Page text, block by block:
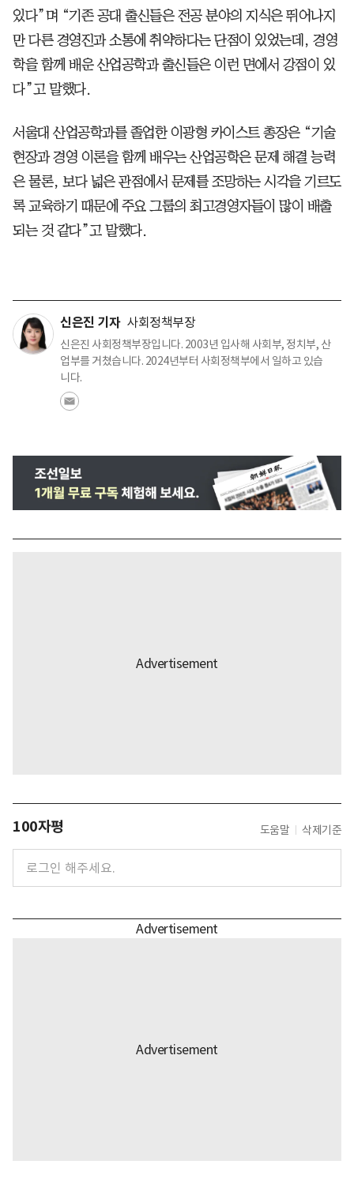
있다”며 “기존 공대 출신들은 전공 분야의 지식은 뛰어나지
만 다른 경영진과 소통에 취약하다는 단점이 있었는데, 경영
학을 함께 배운 산업공학과 출신들은 이런 면에서 강점이 있
다”고 말했다.
서울대 산업공학과를 졸업한 이광형 카이스트 총장은 “기술
현장과 경영 이론을 함께 배우는 산업공학은 문제 해결 능력
은 물론, 보다 넓은 관점에서 문제를 조망하는 시각을 기르도
록 교육하기 때문에 주요 그룹의 최고경영자들이 많이 배출
되는 것 같다”고 말했다.
신은진 기자 사회정책부장
신은진 사회정책부장입니다. 2003년 입사해 사회부, 정치부, 산
업부를 거쳤습니다. 2024년부터 사회정책부에서 일하고 있습
니다.
100자평 도움말 삭제기준